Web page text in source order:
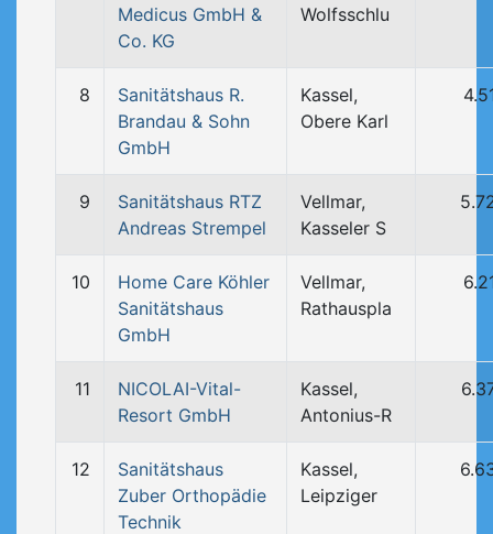
Medicus GmbH &
Co. KG
Wolfsschlu
8
Sanitätshaus R.
Brandau & Sohn
GmbH
Kassel,
Obere Karl
9
Sanitätshaus RTZ
Andreas Strempel
Vellmar,
Kasseler S
10
Home Care Köhler
Sanitätshaus
GmbH
Vellmar,
Rathauspla
11
NICOLAI-Vital-
Resort GmbH
Kassel,
Antonius-R
12
Sanitätshaus
Zuber Orthopädie
Technik
Kassel,
Leipziger